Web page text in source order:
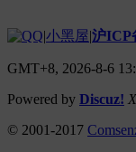
|小黑屋|沪ICP
GMT+8, 2026-8-6
Powered by Discuz!
© 2001-2017